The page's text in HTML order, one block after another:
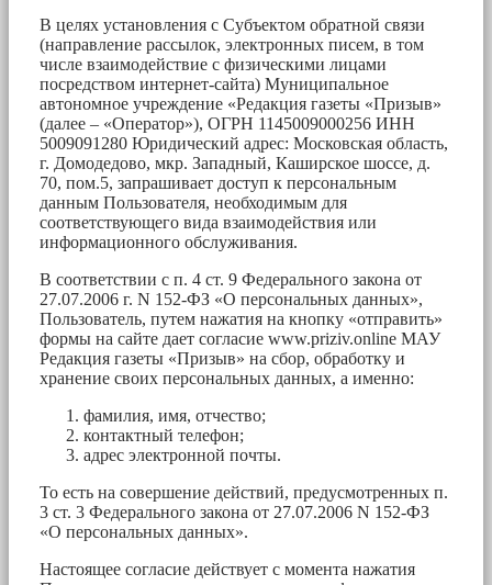
В целях установления с Субъектом обратной связи
(направление рассылок, электронных писем, в том
числе взаимодействие с физическими лицами
посредством интернет-сайта) Муниципальное
автономное учреждение «Редакция газеты «Призыв»
(далее – «Оператор»), ОГРН 1145009000256 ИНН
5009091280 Юридический адрес: Московская область,
г. Домодедово, мкр. Западный, Каширское шоссе, д.
70, пом.5, запрашивает доступ к персональным
данным Пользователя, необходимым для
соответствующего вида взаимодействия или
информационного обслуживания.
В соответствии с п. 4 ст. 9 Федерального закона от
27.07.2006 г. N 152-ФЗ «О персональных данных»,
Пользователь, путем нажатия на кнопку «отправить»
формы на сайте дает согласие www.priziv.online МАУ
Редакция газеты «Призыв» на сбор, обработку и
хранение своих персональных данных, а именно:
фамилия, имя, отчество;
контактный телефон;
адрес электронной почты.
То есть на совершение действий, предусмотренных п.
3 ст. 3 Федерального закона от 27.07.2006 N 152-ФЗ
«О персональных данных».
Настоящее согласие действует с момента нажатия